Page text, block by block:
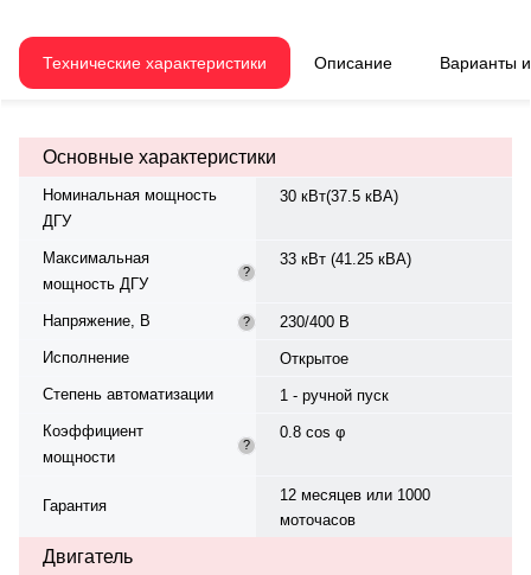
регулятором оборотов.
Номинальная мощность
охлаждения — жидкостная,
объём — 15 л, смазки — 8 л.
мин. Генератор синхронный, 3-
фазный, 230/400 В, 50 Гц, класс
Оснащён датчиком уровня
топлива. Панель управления —
— 820 кг, габариты:
1560×800×1040 мм.
12 месяцев или 1000 моточасов.
Технические характеристики Описание Варианты
Основные характеристики
Номинальная мощность
ДГУ
30 кВт(37.5 кВА)
Максимальная
мощность ДГУ
?
33 кВт (41.25 кВА)
Напряжение, В ?
230/400 В
Исполнение
Открытое
Степень автоматизации
1 - ручной пуск
Коэффициент
мощности
?
0.8 cos φ
Гарантия
12 месяцев или 1000
моточасов
Двигатель